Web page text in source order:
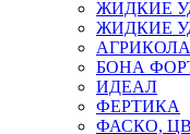
ЖИДКИЕ
ЖИДКИЕ
АГРИКОЛА
БОНА
ИДЕАЛ
ФЕРТИКА
ФАСКО,